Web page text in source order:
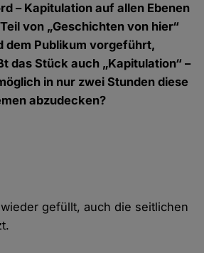
– Kapitulation auf allen Ebenen
von „Geschichten von hier“
dem Publikum vorgeführt,
das Stück auch „Kapitulation“ –
in nur zwei Stunden diese
abzudecken?
gefüllt, auch die seitlichen